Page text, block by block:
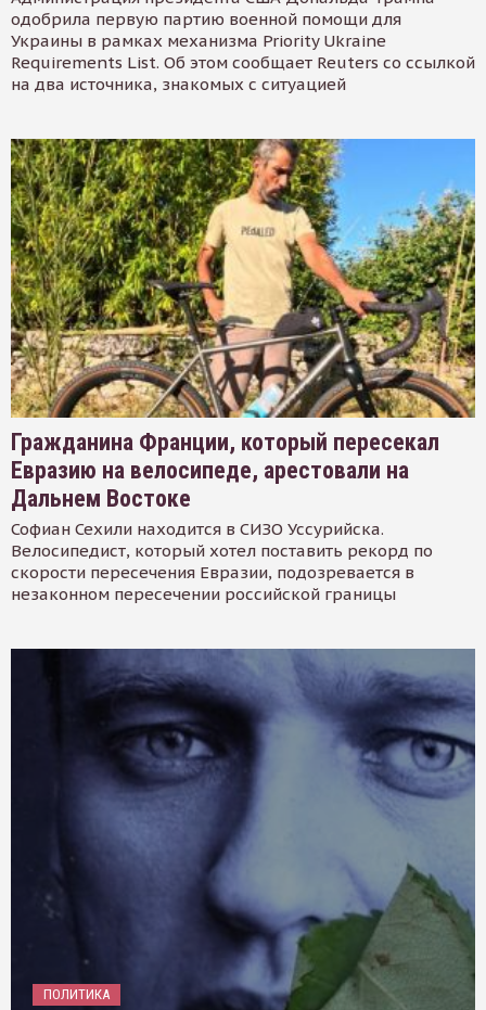
одобрила первую партию военной помощи для
Украины в рамках механизма Priority Ukraine
Requirements List. Об этом сообщает Reuters со ссылкой
на два источника, знакомых с ситуацией
Гражданина Франции, который пересекал
Евразию на велосипеде, арестовали на
Дальнем Востоке
Софиан Сехили находится в СИЗО Уссурийска.
Велосипедист, который хотел поставить рекорд по
скорости пересечения Евразии, подозревается в
незаконном пересечении российской границы
ПОЛИТИКА